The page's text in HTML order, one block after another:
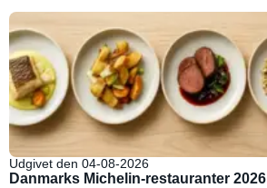
Udgivet den 04-08-2026
Danmarks Michelin-restauranter 2026